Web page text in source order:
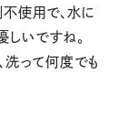
使用で、水に
しいですね。
洗って何度でも